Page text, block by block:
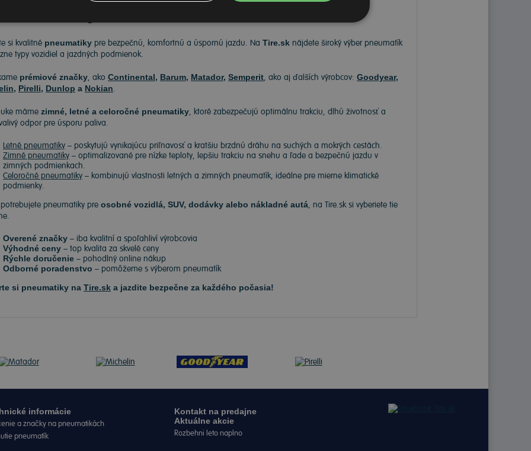
si kvalitné pneumatiky pre bezpečnú, komfortnú a úspornú jazdu. Na Tire.sk nájdete široký výber pneumatík
typy vozidiel a jazdných podmienok.
prémiové značky, ako Continental, Barum, Matador, Semperit, ako aj ďalších výrobcov: Goodyear,
, Pirelli, Dunlop a Nokian.
máme zimné, letné a celoročné pneumatiky, ktoré zabezpečujú optimálnu trakciu, dlhú životnosť a
odpor pre úsporu paliva.
Letné pneumatiky – poskytujú vynikajúcu priľnavosť a kratšiu brzdnú dráhu na suchých a mokrých cestách.
Zimné pneumatiky – optimalizované pre nízke teploty, lepšiu trakciu na snehu a ľade a bezpečnú jazdu v
zimných podmienkach.
Celoročné pneumatiky – kombinujú vlastnosti letných a zimných pneumatík, ideálne pre mierne klimatické
podmienky.
pneumatiky pre osobné vozidlá, SUV, dodávky alebo nákladné autá, na Tire.sk si vyberiete tie
Overené značky – iba kvalitní a spoľahliví výrobcovia
Výhodné ceny – top kvalita za skvelé ceny
Rýchle doručenie – pohodlný online nákup
Odborné poradenstvo – pomôžeme s výberom pneumatík
si pneumatiky na Tire.sk a jazdite bezpečne za každého počasia!
informácie
a značky na pneumatikách
pneumatík
Kontakt na predajne
Aktuálne akcie
Rozbehni leto naplno